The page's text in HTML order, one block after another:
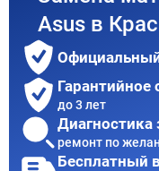
Asus в
до 3 лет
Диагностика
ремонт по
Бесплатный